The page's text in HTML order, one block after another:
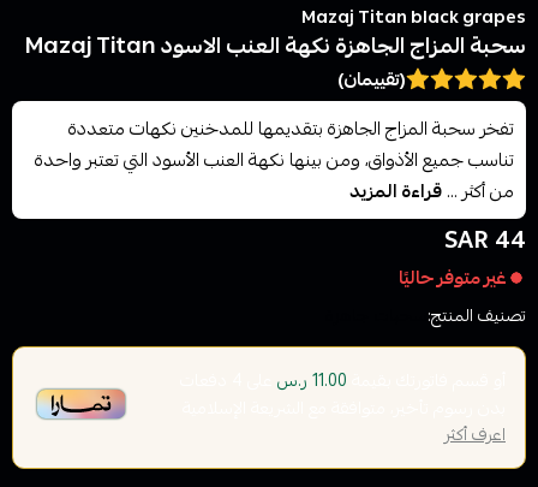
Mazaj Titan black grapes
سحبة المزاج الجاهزة نكهة العنب الاسود Mazaj Titan
(تقييمان)
تفخر سحبة المزاج الجاهزة بتقديمها للمدخنين نكهات متعددة
تناسب جميع الأذواق، ومن بينها نكهة العنب الأسود التي تعتبر واحدة
من أكثر ...قراءة المزيد
44 SAR
غير متوفر حاليًا
تصنيف المنتج:
11.00 ر.س
اعرف أكثر